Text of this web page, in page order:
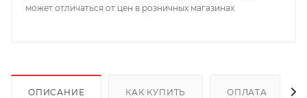
может отличаться от цен в розничных магазинах
ОПИСАНИЕ КАК КУПИТЬ ОПЛАТА